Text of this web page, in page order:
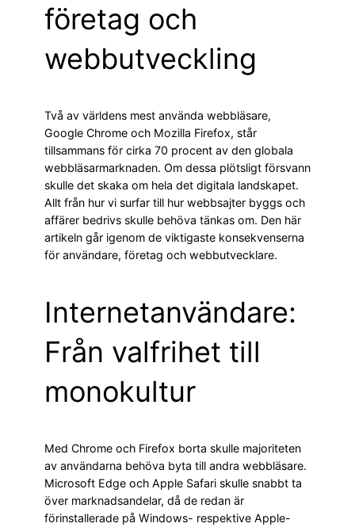
företag och
webbutveckling
Två av världens mest använda webbläsare,
Google Chrome och Mozilla Firefox, står
tillsammans för cirka 70 procent av den globala
webbläsarmarknaden. Om dessa plötsligt försvann
skulle det skaka om hela det digitala landskapet.
Allt från hur vi surfar till hur webbsajter byggs och
affärer bedrivs skulle behöva tänkas om. Den här
artikeln går igenom de viktigaste konsekvenserna
för användare, företag och webbutvecklare.
Internetanvändare:
Från valfrihet till
monokultur
Med Chrome och Firefox borta skulle majoriteten
av användarna behöva byta till andra webbläsare.
Microsoft Edge och Apple Safari skulle snabbt ta
över marknadsandelar, då de redan är
förinstallerade på Windows- respektive Apple-